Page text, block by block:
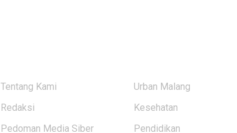
Tentang Kami
Redaksi
Pedoman Media Siber
Urban Malang
Kesehatan
Pendidikan